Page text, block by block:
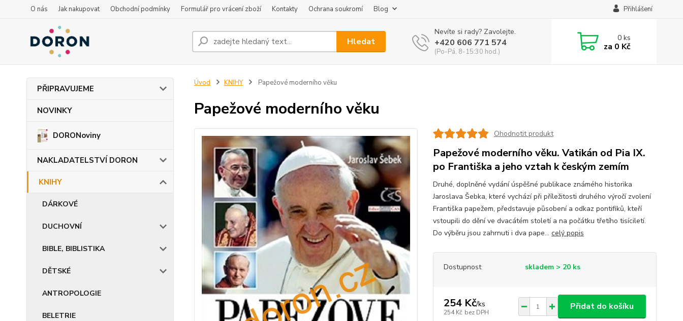
O nás Jak nakupovat Obchodní podmínky Formulář pro vrácení zboží Kontakty Ochrana soukromí Blog Přihlášení
Hledat
Nevíte si rady? Zavolejte.
+420 606 771 574
(Po-Pá, 8-15:30 hod.)
0ks
za 0 Kč
PŘIPRAVUJEME
NOVINKY
DORONoviny
NAKLADATELSTVÍ DORON
KNIHY
DÁRKOVÉ
DUCHOVNÍ
BIBLE, BIBLISTIKA
DĚTSKÉ
ANTROPOLOGIE
BELETRIE
Úvod KNIHY Papežové moderního věku
Papežové moderního věku
Ohodnotit produkt
Papežové moderního věku. Vatikán od Pia IX.
po Františka a jeho vztah k českým zemím
Druhé, doplněné vydání úspěšné publikace známého historika
Jaroslava Šebka, které vychází při příležitosti druhého výročí zvolení
Františka papežem, představuje působení a odkaz pontifiků, kteří
vstoupili do dění ve dvacátém století a na počátku třetího tisíciletí.
Do výběru jsou zahrnuti i dva pape... celý popis
Dostupnost skladem > 20 ks
254 Kč/ks
254 Kč bez DPH
Přidat do košíku